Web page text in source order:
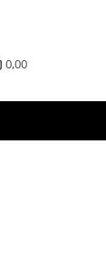
0,00